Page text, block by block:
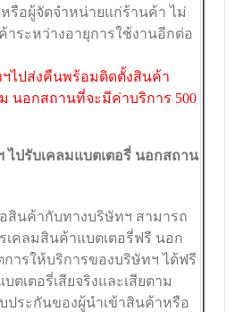
รือผู้จัดจำหน่ายแก่ร้านค้า ไม่
าระหว่างอายุการใช้งานอีกต่อ
ไปส่งคืนพร้อมติดตั้งสินค้า
นอกสถานที่จะมีค่าบริการ 500
ไปรับเคลมแบตเตอรี่ นอกสถาน
สินค้ากับทางบริษัทฯ สามารถ
เคลมสินค้าแบตเตอรี่ฟรี นอก
การให้บริการของบริษัทฯ ได้ฟรี
ตเตอรี่เสียจริงและเสียตาม
ประกันของผู้นำเข้าสินค้าหรือ